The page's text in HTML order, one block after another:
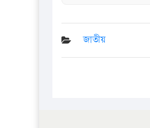
জাতীয়